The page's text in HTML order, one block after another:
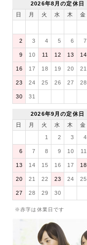
2026年8月の定休日
日
月 火 水 木 金
2 3 4 5 6 7
9 10 11 12 13 14
16 17 18 19 20 21
23 24 25 26 27 28
30 31
2026年9月の定休日
日
月 火 水 木 金
1 2 3 4
6 7 8 9 10 11
13 14 15 16 17 18
20 21 22 23 24 25
27 28 29 30
※赤字は休業日です